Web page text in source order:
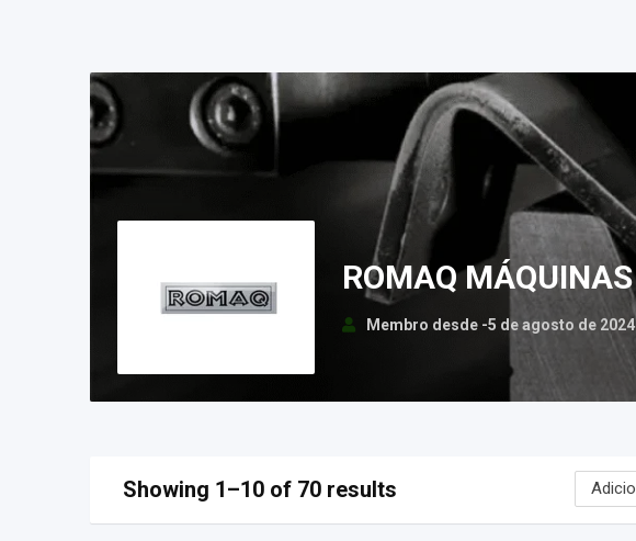
ROMAQ MÁQUINAS
Membro desde -5 de agosto de 2024
Showing 1–10 of 70 results